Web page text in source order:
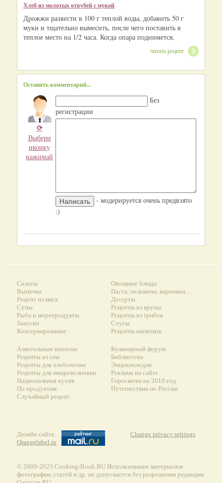
Хлеб из молотых отрубей с мукой
Дрожжи развести в 100 г теплой воды, добавить 50 г
муки и тщательно вымесить, после чего поставить в
теплое место на 1/2 часа. Когда опара поднимется,
читать рецепт
Оставить комментарий...
⟳
Выбери
иконку
нажимай
Без
регистрации
- модерируется очень предвзято
:)
Салаты
Выпечка
Рецепт из мяса
Супы
Рыба и морепродукты
Закуски
Консервирование
Овощные блюда
Паста, пельмени, вареники...
Десерты
Рецепты из крупы
Рецепты из грибов
Соусы
Рецепты напитков
Алкогольные напитки
Рецепты из сои
Рецепты для хлебопечки
Рецепты для микроволновки
Национальная кухня
По продуктам
Случайный рецепт
Кулинарный форум
Библиотека
Энциклопедия
Реклама на сайте
Гороскопы на 2010 год
Путешествия по России
Дизайн сайта:
Orangelabel.ru
Change privacy settings
© 2000-2023 Сooking-Book.RU Использование материалов
фотографии, статей и др. не допускается без разрешения редакции